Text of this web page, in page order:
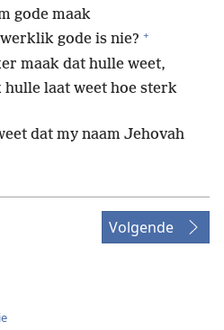
gode maak
gode is nie? +
maak dat hulle weet,
laat weet hoe sterk
dat my naam Jehovah
Volgende